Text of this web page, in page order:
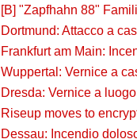
[B] "Zapfhahn 88"
Dortmund: Attacco a
Frankfurt am Main:
Wuppertal: Vernice a
Dresda: Vernice a
Riseup moves to
Dessau: Incendio